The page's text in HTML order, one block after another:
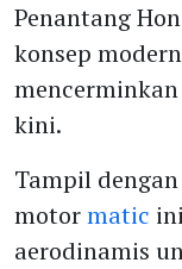
Penantang
konsep
kini.
Tampil
motormatic
aerodinamis